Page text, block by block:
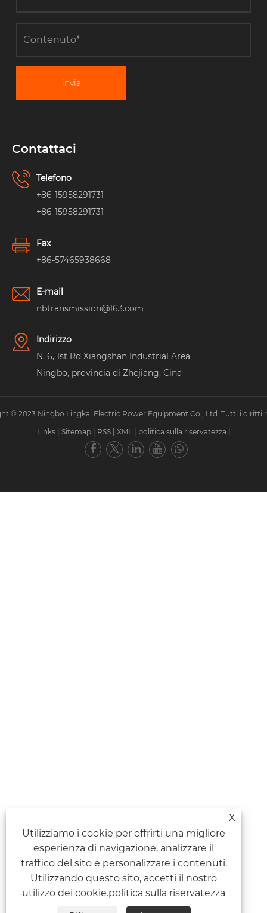
invia
Contattaci
Telefono
+86-15958291731
+86-15958291731
Fax
+86-57465938668
E-mail
nbtransmission@163.com
Indirizzo
N. 6, 1st Rd Xiangshan Industrial Area
Ningbo, provincia di Zhejiang, Cina
© 2023 Ningbo Lingkai Electric Power Equipment Co., Ltd. Tutti i diritti
Links | Sitemap | RSS | XML | politica sulla riservatezza |
X
Utilizziamo i cookie per offrirti una migliore
esperienza di navigazione, analizzare il
traffico del sito e personalizzare i contenuti.
Utilizzando questo sito, accetti il ​​nostro
utilizzo dei cookie.politica sulla riservatezza